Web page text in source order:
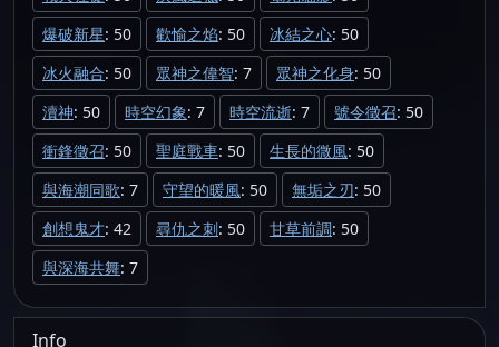
爆破新星: 50 歡愉之焰: 50 冰結之心: 50
冰火融合: 50 眾神之偉智: 7 眾神之化身: 50
瀆神: 50 時空幻象: 7 時空流逝: 7 號令徵召: 50
衝鋒徵召: 50 聖庭戰車: 50 生長的微風: 50
與海潮同歌: 7 守望的暖風: 50 無垢之刃: 50
創想鬼才: 42 尋仇之刺: 50 甘草前調: 50
與深海共舞: 7
Info